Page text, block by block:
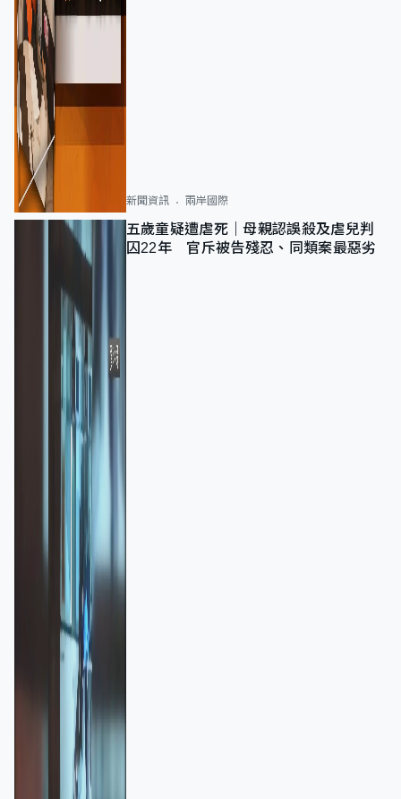
新聞資訊 兩岸國際
五歲童疑遭虐死｜母親認誤殺及虐兒判
囚22年 官斥被告殘忍、同類案最惡劣